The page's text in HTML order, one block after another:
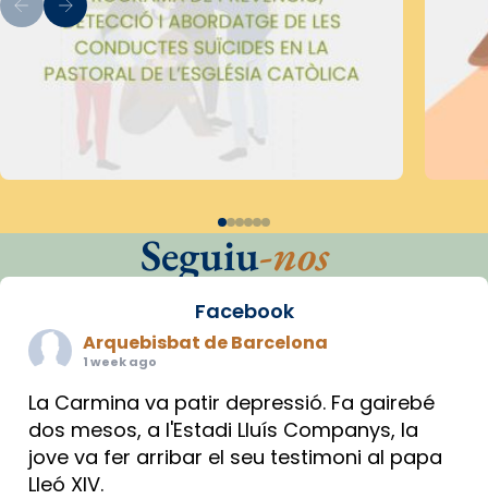
Seguiu-nos
Facebook
Arquebisbat de Barcelona
1 week ago
La Carmina va patir depressió. Fa gairebé
dos mesos, a l'Estadi Lluís Companys, la
jove va fer arribar el seu testimoni al papa
Lleó XIV.